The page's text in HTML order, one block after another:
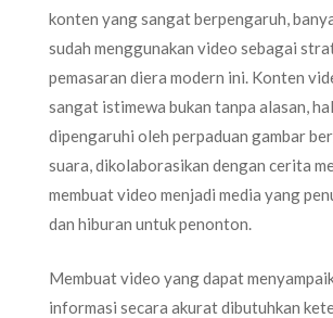
konten yang sangat berpengaruh,
sudah menggunakan video sebagai
pemasaran diera modern ini. Konten
sangat istimewa bukan tanpa alasan,
dipengaruhi oleh perpaduan gambar
suara, dikolaborasikan dengan cerita
membuat video menjadi media yang
dan hiburan untuk penonton.
Membuat video yang dapat
informasi secara akurat dibutuhkan